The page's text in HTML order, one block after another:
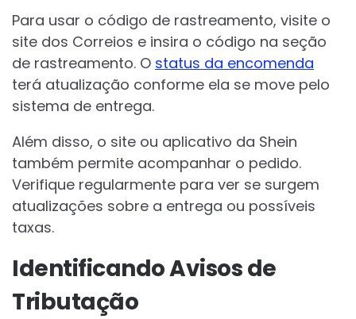
Para usar o código de rastreamento, visite o
site dos Correios e insira o código na seção
de rastreamento. O status da encomenda
terá atualização conforme ela se move pelo
sistema de entrega.
Além disso, o site ou aplicativo da Shein
também permite acompanhar o pedido.
Verifique regularmente para ver se surgem
atualizações sobre a entrega ou possíveis
taxas.
Identificando Avisos de
Tributação